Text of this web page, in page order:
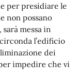
per presidiare le
non possano
messa in
l’edificio
dei
impedire che vi